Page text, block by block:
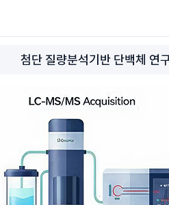
첨단 질량분석기반 단백체 연